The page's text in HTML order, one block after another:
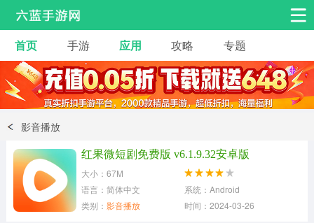
安卓手游 手游工具
热门手游 角色扮演 益智休闲
动作射击
冒险解谜
体育竞技
首页 手游 应用 攻略 专题
影音播放
红果微短剧免费版 v6.1.9.32安卓版
大小：67M
语言：简体中文
系统：Android
类别： 影音播放 时间：2024-03-26